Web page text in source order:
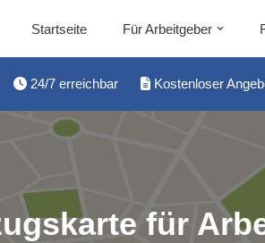
Startseite Für Arbeitgeber
24/7 erreichbar Kostenloser
für